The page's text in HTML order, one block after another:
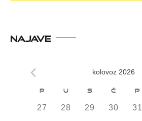
NAJAVE
kolovoz 2026
Kalendar
od
P U S Č P
0
27
0
28
0
29
0
30
0
31